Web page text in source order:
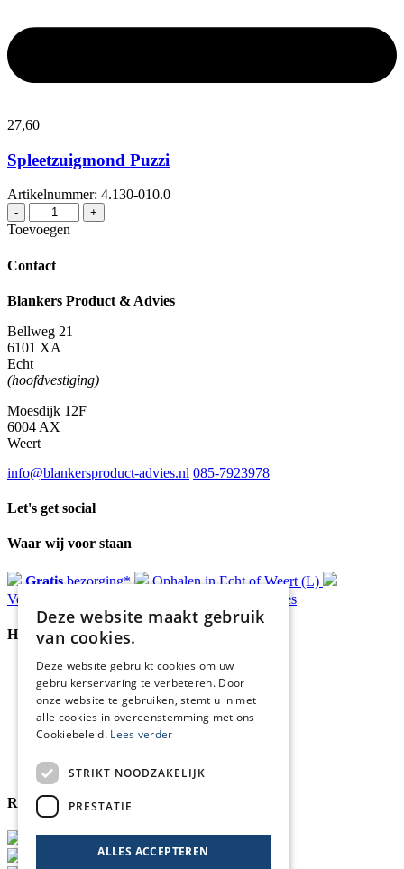
27,60
Spleetzuigmond Puzzi
Artikelnummer: 4.130-010.0
-
Spleetzuigmond
Puzzi
aantal
+
Toevoegen
Contact
Blankers Product & Advies
Bellweg 21
6101 XA
Echt
(hoofdvestiging)
Moesdijk 12F
6004 AX
Weert
info@blankersproduct-advies.nl 085-7923978
Let's get social
Waar wij voor staan
Gratisbezorging*
Ophalen in Echt of Weert (L)
Verzonden
advies
Handige Links
Home
Klantenservice
Over ons
Blog
Privacyverklaring
Cookies
Reviewmerk
Deze website maakt gebruik
van cookies.
Deze website gebruikt cookies om uw
gebruikerservaring te verbeteren. Door
onze website te gebruiken, stemt u in met
alle cookies in overeenstemming met ons
Cookiebeleid. Lees verder
STRIKT NOODZAKELIJK
PRESTATIE
ALLES ACCEPTEREN